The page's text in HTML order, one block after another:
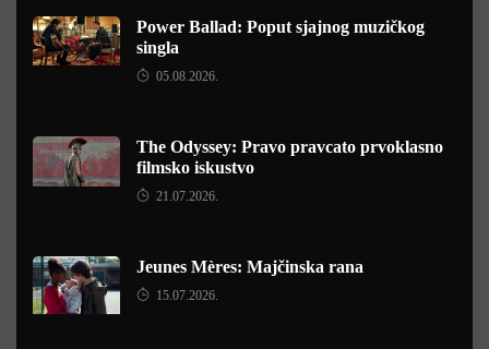
Power Ballad: Poput sjajnog muzičkog
singla
05.08.2026.
The Odyssey: Pravo pravcato prvoklasno
filmsko iskustvo
21.07.2026.
Jeunes Mères: Majčinska rana
15.07.2026.